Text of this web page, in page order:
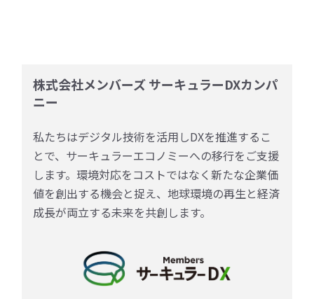
株式会社メンバーズ サーキュラーDXカンパ
ニー
私たちはデジタル技術を活用しDXを推進するこ
とで、サーキュラーエコノミーへの移行をご支援
します。環境対応をコストではなく新たな企業価
値を創出する機会と捉え、地球環境の再生と経済
成長が両立する未来を共創します。